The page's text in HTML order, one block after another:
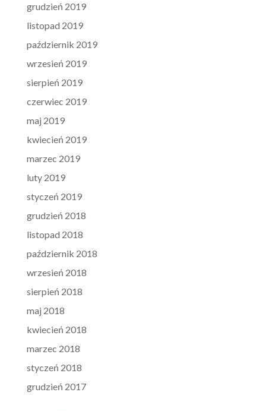
grudzień 2019
listopad 2019
październik 2019
wrzesień 2019
sierpień 2019
czerwiec 2019
maj 2019
kwiecień 2019
marzec 2019
luty 2019
styczeń 2019
grudzień 2018
listopad 2018
październik 2018
wrzesień 2018
sierpień 2018
maj 2018
kwiecień 2018
marzec 2018
styczeń 2018
grudzień 2017